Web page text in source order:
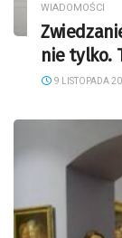
WIADOMOŚCI
nie tylko.
9 LISTOPADA